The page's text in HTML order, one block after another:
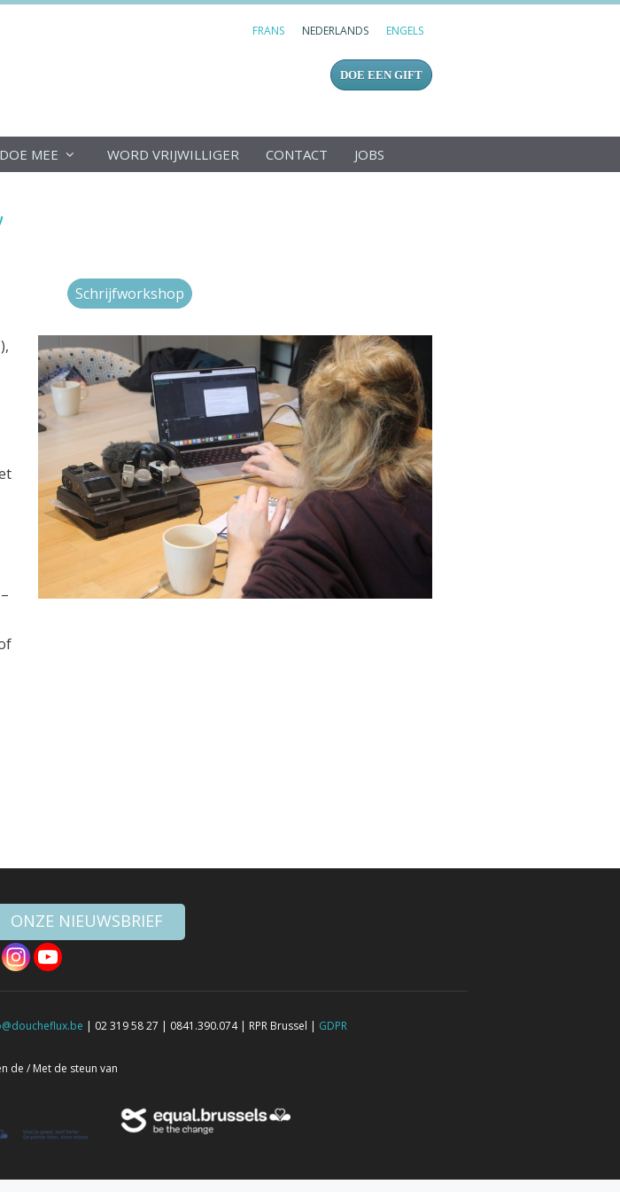
FRANS NEDERLANDS ENGELS
DOE EEN GIFT
MEE WORD VRIJWILLIGER CONTACT JOBS
Schrijfworkshop
ONZE NIEUWSBRIEF
| 02 319 58 27 | 0841.390.074 | RPR Brussel | GDPR
de / Met de steun van